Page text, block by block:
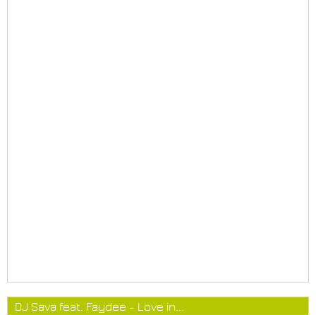
DJ Sava feat. Faydee - Love in...